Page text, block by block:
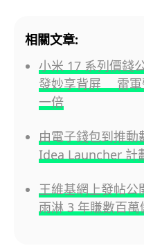
相關文章:
小米 17 系列價
發妙享背屏 雷軍
一倍
由電子錢包到推
Idea Launcher 計
王維基網上發帖
雨淋 3 年賺數百萬